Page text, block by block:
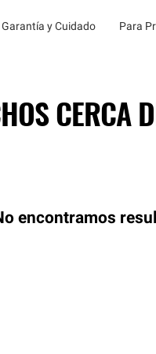
Garantía y Cuidado Para
CERCA
encontramos